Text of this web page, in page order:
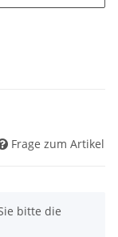
Frage zum Artikel
bitte die